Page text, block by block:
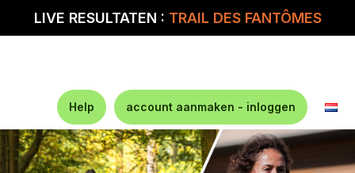
LIVE RESULTATEN : TRAIL DES FANTÔMES
Help account aanmaken - inloggen